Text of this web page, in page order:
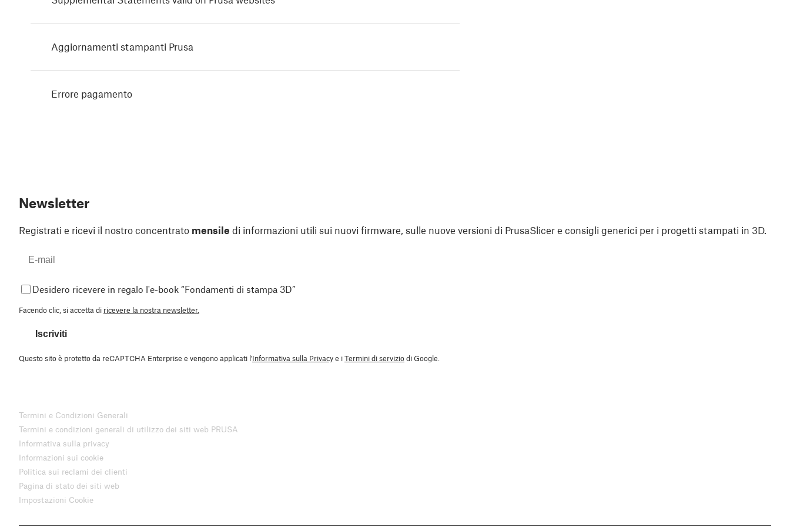
Aggiornamenti stampanti Prusa
Errore pagamento
Newsletter
Registrati e ricevi il nostro concentrato mensile di informazioni utili sui nuovi firmware, sulle nuove versioni di PrusaSlicer e consigli generici per i progetti stampati in 3D.
Desidero ricevere in regalo l'e-book “Fondamenti di stampa 3D”
Facendo clic, si accetta di ricevere la nostra newsletter.
Iscriviti
Questo sito è protetto da reCAPTCHA Enterprise e vengono applicati l'Informativa sulla Privacye iTermini di serviziodi Google.
Termini e Condizioni Generali
Termini e condizioni generali di utilizzo dei siti web PRUSA
Informativa sulla privacy
Informazioni sui cookie
Politica sui reclami dei clienti
Pagina di stato dei siti web
Impostazioni Cookie